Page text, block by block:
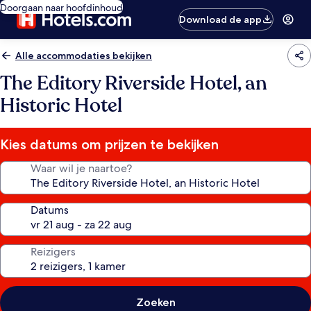
Doorgaan naar hoofdinhoud
Download de app
Alle accommodaties bekijken
The Editory Riverside Hotel, an
Historic Hotel
Kies datums om prijzen te bekijken
Waar wil je naartoe?
Datums
Reizigers
Zoeken